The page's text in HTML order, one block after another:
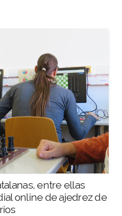
entre ellas
online de ajedrez de